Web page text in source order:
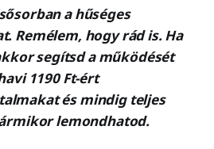
a hűséges
Remélem, hogy rád is. Ha
segítsd a működését
1190 Ft-ért
és mindig teljes
lemondhatod.